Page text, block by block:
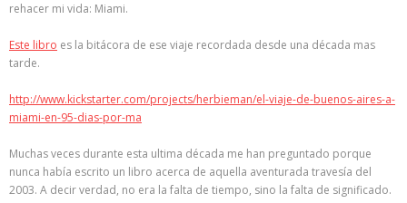
rehacer mi vida: Miami.
Este libro es la bitácora de ese viaje recordada desde una década mas
tarde.
http://www.kickstarter.com/projects/herbieman/el-viaje-de-buenos-aires-a-
miami-en-95-dias-por-ma
Muchas veces durante esta ultima década me han preguntado porque
nunca había escrito un libro acerca de aquella aventurada travesía del
2003. A decir verdad, no era la falta de tiempo, sino la falta de significado.